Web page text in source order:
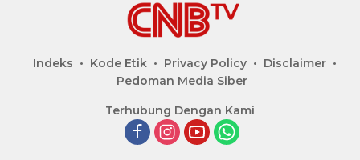
Indeks Kode Etik Privacy Policy
Disclaimer
Pedoman Media Siber
Terhubung Dengan Kami